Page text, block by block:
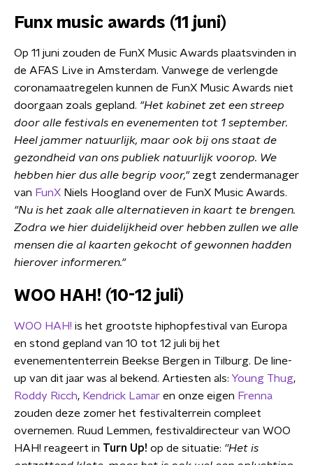
Funx music awards (11 juni)
Op 11 juni zouden de FunX Music Awards plaatsvinden in
de AFAS Live in Amsterdam. Vanwege de verlengde
coronamaatregelen kunnen de FunX Music Awards niet
doorgaan zoals gepland. "Het kabinet zet een streep
door alle festivals en evenementen tot 1 september.
Heel jammer natuurlijk, maar ook bij ons staat de
gezondheid van ons publiek natuurlijk voorop. We
hebben hier dus alle begrip voor,"zegt zendermanager
van FunX Niels Hoogland over de FunX Music Awards.
"Nu is het zaak alle alternatieven in kaart te brengen.
Zodra we hier duidelijkheid over hebben zullen we alle
mensen die al kaarten gekocht of gewonnen hadden
hierover informeren."
WOO HAH! (10-12 juli)
WOO HAH! is het grootste hiphopfestival van Europa
en stond gepland van 10 tot 12 juli bij het
evenemententerrein Beekse Bergen in Tilburg. De line-
up van dit jaar was al bekend. Artiesten als: Young Thug,
Roddy Ricch, Kendrick Lamar en onze eigen Frenna
zouden deze zomer het festivalterrein compleet
overnemen. Ruud Lemmen, festivaldirecteur van WOO
HAH! reageert in Turn Up! op de situatie: ''Het is